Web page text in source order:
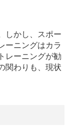
しかし、スポー
ーニングはカラ
レーニングが勧
関わりも、現状